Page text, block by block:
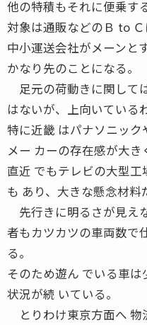
他の特積もそれに便乗す
対象は通販などのＢ to Ｃ
中小運送会社がメーンと
かなり先のことになる。
足元の荷動きに関して
はないが、上向いている
特に近畿 はパナソニッ
メー カーの存在感が大き
直近 でもテレビの大型
も あり、大きな懸念材料
先行きに明るさが見え
者もカツカツの車両数で
る。
そのため遊ん でいる車
状況が続 いている。
とりわけ東京方面へ 物